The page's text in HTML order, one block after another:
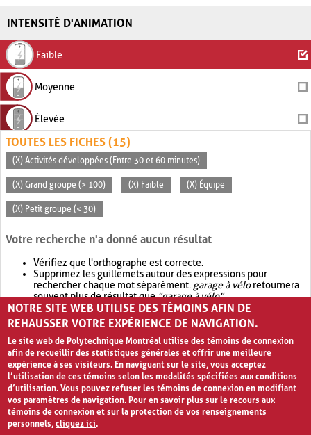
INTENSITÉ D'ANIMATION
Faible
Moyenne
Élevée
TOUTES LES FICHES (15)
(X) Activités développées (Entre 30 et 60 minutes)
(X) Grand groupe (> 100) (X) Faible (X) Équipe
(X) Petit groupe (< 30)
Votre recherche n'a donné aucun résultat
Vérifiez que l'orthographe est correcte.
Supprimez les guillemets autour des expressions pour
rechercher chaque mot séparément. garage à véloretournera
souvent plus de résultat que"garage à vélo".
Envisagez d'élargir votre recherche avec OR.garage OR vélo
retournera souvent plus de résultat quegarage à vélo
NOTRE SITE WEB UTILISE DES TÉMOINS AFIN DE
REHAUSSER VOTRE EXPÉRIENCE DE NAVIGATION.
Le site web de Polytechnique Montréal utilise des témoins de connexion
afin de recueillir des statistiques générales et offrir une meilleure
expérience à ses visiteurs. En naviguant sur le site, vous acceptez
l’utilisation de ces témoins selon les modalités spécifiées aux conditions
d’utilisation. Vous pouvez refuser les témoins de connexion en modifiant
vos paramètres de navigation. Pour en savoir plus sur le recours aux
témoins de connexion et sur la protection de vos renseignements
personnels,cliquez ici.